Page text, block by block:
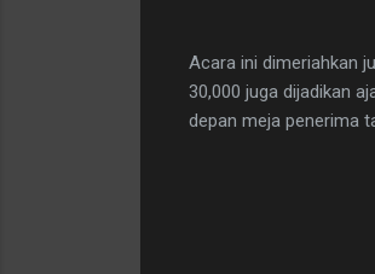
Acara ini dimeriahkan
30,000 juga dijadikan
depan meja penerima